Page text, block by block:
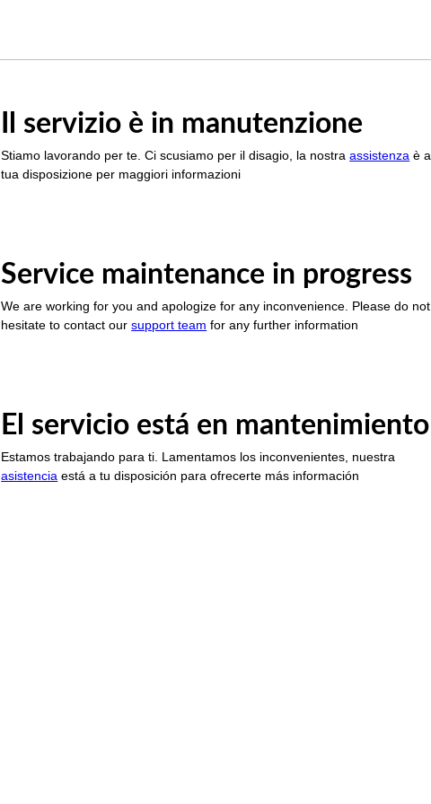
Il servizio è in manutenzione
Stiamo lavorando per te. Ci scusiamo per il disagio, la nostraassistenza è a
tua disposizione per maggiori informazioni
Service maintenance in progress
We are working for you and apologize for any inconvenience. Please do not
hesitate to contact oursupport team for any further information
El servicio está en mantenimiento
Estamos trabajando para ti. Lamentamos los inconvenientes, nuestra
asistencia está a tu disposición para ofrecerte más información